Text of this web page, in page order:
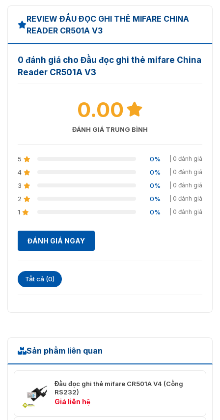
REVIEW ĐẦU ĐỌC GHI THẺ MIFARE CHINA
READER CR501A V3
0 đánh giá cho Đầu đọc ghi thẻ mifare China
Reader CR501A V3
0.00
ĐÁNH GIÁ TRUNG BÌNH
5 0% | 0 đánh giá
4 0% | 0 đánh giá
3 0% | 0 đánh giá
2 0% | 0 đánh giá
1 0% | 0 đánh giá
ĐÁNH GIÁ NGAY
Tất cả (0)
Sản phẩm liên quan
Đầu đọc ghi thẻ mifare CR501A V4 (Cổng
RS232)
Giá liên hệ